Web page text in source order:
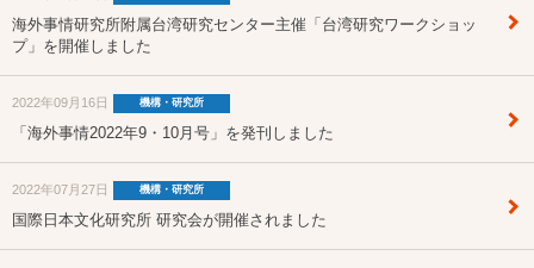
海外事情研究所附属台湾研究センター主催「台湾研究ワークショッ
プ」を開催しました
2022年09月16日 機構・研究所
「海外事情2022年9・10月号」を発刊しました
2022年07月27日 機構・研究所
国際日本文化研究所 研究会が開催されました